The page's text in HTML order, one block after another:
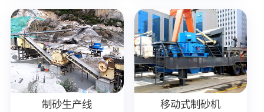
制砂生产线 移动式制砂机